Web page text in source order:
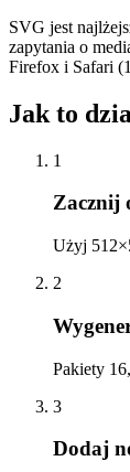
SVG jest
zapytania o
Firefox i Safari
Jak to
1
Zacznij
Użyj
2
Pakiety
3
Dodaj